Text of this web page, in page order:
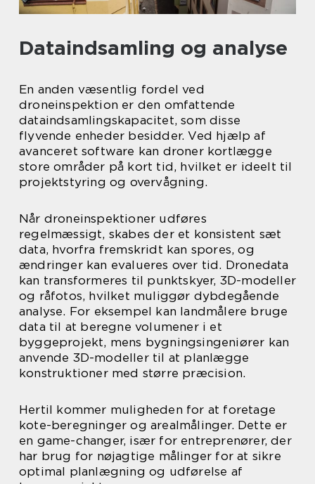
Dataindsamling og analyse
En anden væsentlig fordel ved
droneinspektion er den omfattende
dataindsamlingskapacitet, som disse
flyvende enheder besidder. Ved hjælp af
avanceret software kan droner kortlægge
store områder på kort tid, hvilket er ideelt til
projektstyring og overvågning.
Når droneinspektioner udføres
regelmæssigt, skabes der et konsistent sæt
data, hvorfra fremskridt kan spores, og
ændringer kan evalueres over tid. Dronedata
kan transformeres til punktskyer, 3D-modeller
og råfotos, hvilket muliggør dybdegående
analyse. For eksempel kan landmålere bruge
data til at beregne volumener i et
byggeprojekt, mens bygningsingeniører kan
anvende 3D-modeller til at planlægge
konstruktioner med større præcision.
Hertil kommer muligheden for at foretage
kote-beregninger og arealmålinger. Dette er
en game-changer, især for entreprenører, der
har brug for nøjagtige målinger for at sikre
optimal planlægning og udførelse af